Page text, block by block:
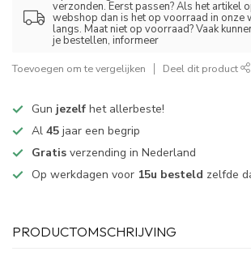
verzonden. Eerst passen? Als het artikel
webshop dan is het op voorraad in onze
langs. Maat niet op voorraad? Vaak
je bestellen, informeer
Toevoegen om te vergelijken Deel dit product
Gun jezelf het allerbeste!
Al 45 jaar een begrip
Gratis verzending in Nederland
Op werkdagen voor 15u besteld zelfde
PRODUCTOMSCHRIJVING